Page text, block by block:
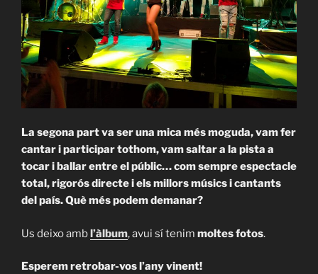
La segona part va ser una mica més moguda, vam fer
cantar i participar tothom, vam saltar a la pista a
tocar i ballar entre el públic… com sempre espectacle
total, rigorós directe i els millors músics i cantants
del país. Què més podem demanar?
Us deixo ambl’àlbum, avui sí tenim moltes fotos.
Esperem retrobar-vos l’any vinent!